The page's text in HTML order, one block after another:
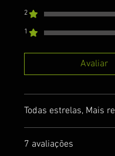
2
1
Avaliar
Todas estrelas, Mais
7 avaliações